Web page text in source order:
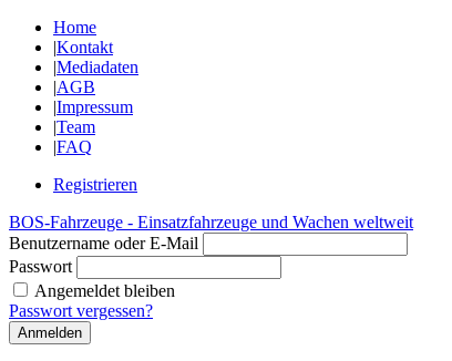
Home
|Kontakt
|Mediadaten
|AGB
|Impressum
|Team
|FAQ
Registrieren
BOS-Fahrzeuge - Einsatzfahrzeuge und Wachen weltweit
Benutzername oder E-Mail
Passwort
Angemeldet bleiben
Passwort vergessen?